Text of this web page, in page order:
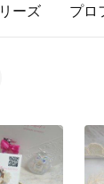
ーズ プロ